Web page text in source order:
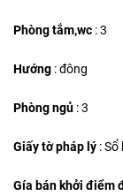
Phòng tắm,wc : 3
Hướng : đông
Phòng ngủ : 3
Giấy tờ pháp lý :
Gía bán khởi điểm